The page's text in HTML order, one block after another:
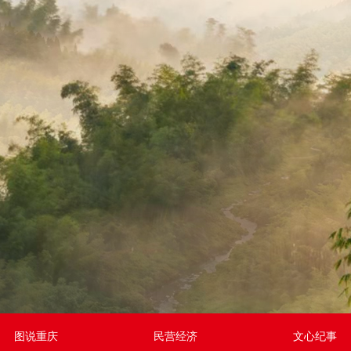
图说重庆 民营经济 文心纪事